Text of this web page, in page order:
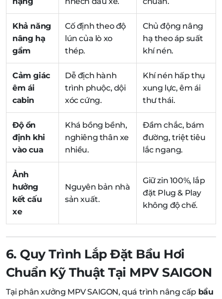
Khả năng
nâng hạ
gầm
Cố định theo độ
lún của lò xo
thép.
Chủ động nâng
hạ theo áp suất
khí nén.
Cảm giác
êm ái
cabin
Dễ địch hành
trình phuộc, dội
xóc cứng.
Khí nén hấp thụ
xung lực, êm ái
thư thái.
Độ ổn
định khi
vào cua
Khá bồng bềnh,
nghiêng thân xe
nhiều.
Đầm chắc, bám
đường, triệt tiêu
lắc ngang.
Ảnh
hưởng
kết cấu
xe
Nguyên bản nhà
sản xuất.
Giữ zin 100%, lắp
đặt Plug & Play
không độ chế.
6. Quy Trình Lắp Đặt Bầu Hơi
Chuẩn Kỹ Thuật Tại MPV SAIGON
Tại phân xưởng MPV SAIGON, quá trình nâng cấp bầu